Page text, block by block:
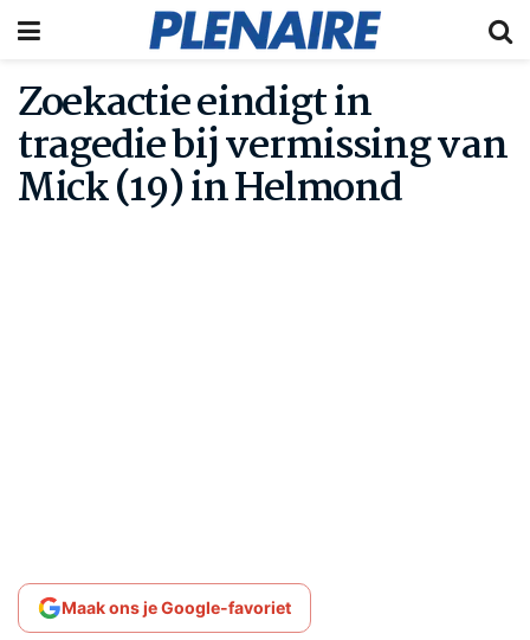
Zoekactie eindigt in
tragedie bij vermissing van
Mick (19) in Helmond
Maak ons je Google-favoriet